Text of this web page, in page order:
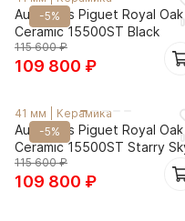
-5%
Audemars Piguet Royal Oak
Ceramic 15500ST Black
115 600₽
109 800 ₽
-5%
41 мм Керамика
Audemars Piguet Royal Oak
Ceramic 15500ST Starry
115 600₽
109 800 ₽